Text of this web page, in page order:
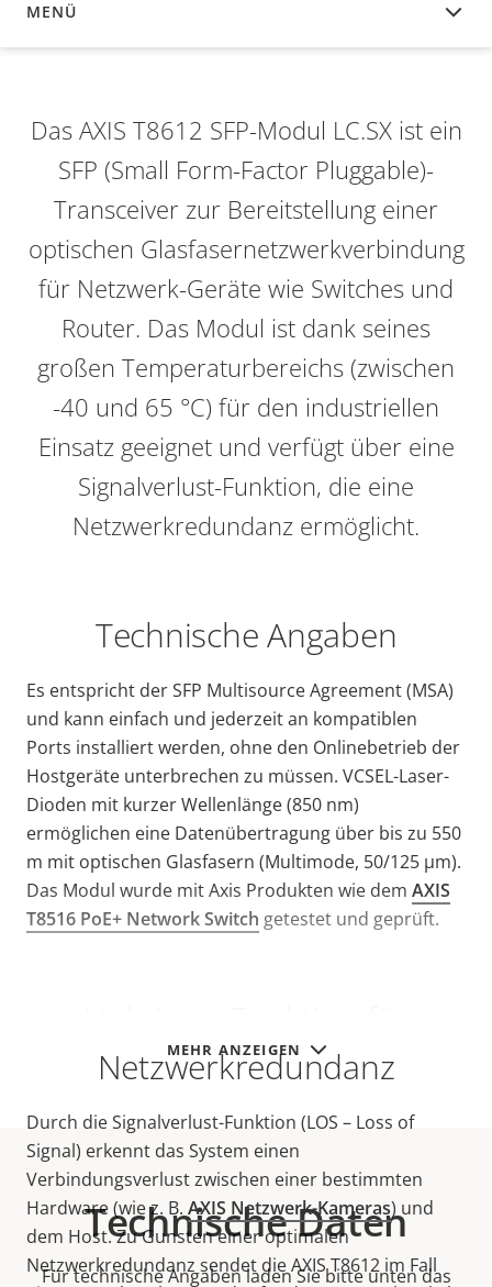
MENÜ
ÜBERSICHT
MEHR ANZEIGEN
Das AXIS T8612 SFP-Modul LC.SX ist ein
SFP (Small Form-Factor Pluggable)-
Transceiver zur Bereitstellung einer
optischen Glasfasernetzwerkverbindung
für Netzwerk-Geräte wie Switches und
Router. Das Modul ist dank seines
großen Temperaturbereichs (zwischen
-40 und 65 °C) für den industriellen
Einsatz geeignet und verfügt über eine
Signalverlust-Funktion, die eine
Netzwerkredundanz ermöglicht.
Technische Angaben
Es entspricht der SFP Multisource Agreement (MSA)
und kann einfach und jederzeit an kompatiblen
Ports installiert werden, ohne den Onlinebetrieb der
Hostgeräte unterbrechen zu müssen. VCSEL-Laser-
Dioden mit kurzer Wellenlänge (850 nm)
ermöglichen eine Datenübertragung über bis zu 550
m mit optischen Glasfasern (Multimode, 50/125 μm).
Das Modul wurde mit Axis Produkten wie dem AXIS
T8516 PoE+ Network Switch getestet und geprüft.
Netzwerkredundanz
Durch die Signalverlust-Funktion (LOS – Loss of
Signal) erkennt das System einen
Verbindungsverlust zwischen einer bestimmten
Hardware (wie z. B. AXIS Netzwerk-Kameras) und
dem Host. Zu Gunsten einer optimalen
Netzwerkredundanz sendet die AXIS T8612 im Fall
Technische Daten
Für technische Angaben laden Sie bitte unten das